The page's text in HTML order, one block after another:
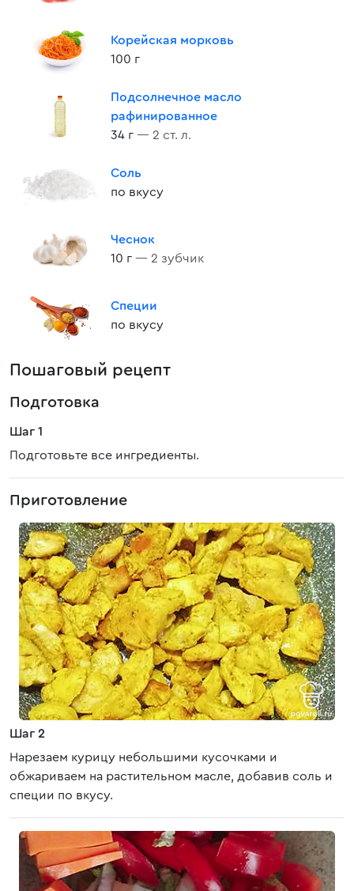
Корейская морковь
100 г
Подсолнечное масло
рафинированное
34 г — 2 ст. л.
Соль
по вкусу
Чеснок
10 г — 2 зубчик
Специи
по вкусу
Пошаговый рецепт
Подготовка
Шаг 1
Подготовьте все ингредиенты.
Приготовление
Шаг 2
Нарезаем курицу небольшими кусочками и
обжариваем на растительном масле, добавив соль и
специи по вкусу.